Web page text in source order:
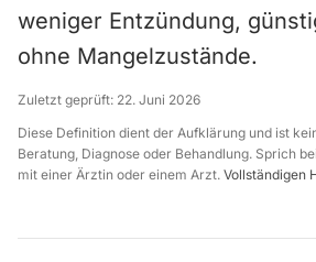
weniger Entzündung,
ohne Mangelzustände.
Zuletzt geprüft: 22. Juni 2026
Diese Definition dient der Aufklärung und ist
Beratung, Diagnose oder Behandlung. Sprich
mit einer Ärztin oder einem Arzt. Vollständigen